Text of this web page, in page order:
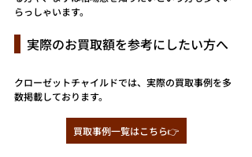
らっしゃいます。
実際のお買取額を参考にしたい方へ
クローゼットチャイルドでは、実際の買取事例を多
数掲載しております。
買取事例一覧はこちら👉